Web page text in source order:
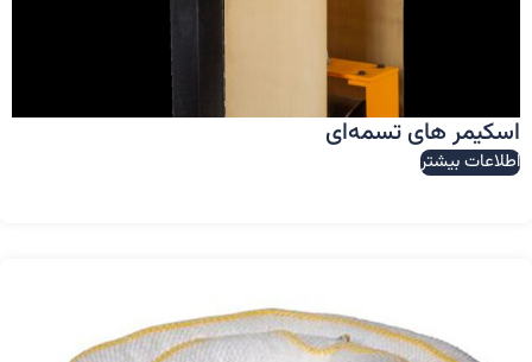
اسکیمر های تسمه‌ای
اطلاعات بیشتر